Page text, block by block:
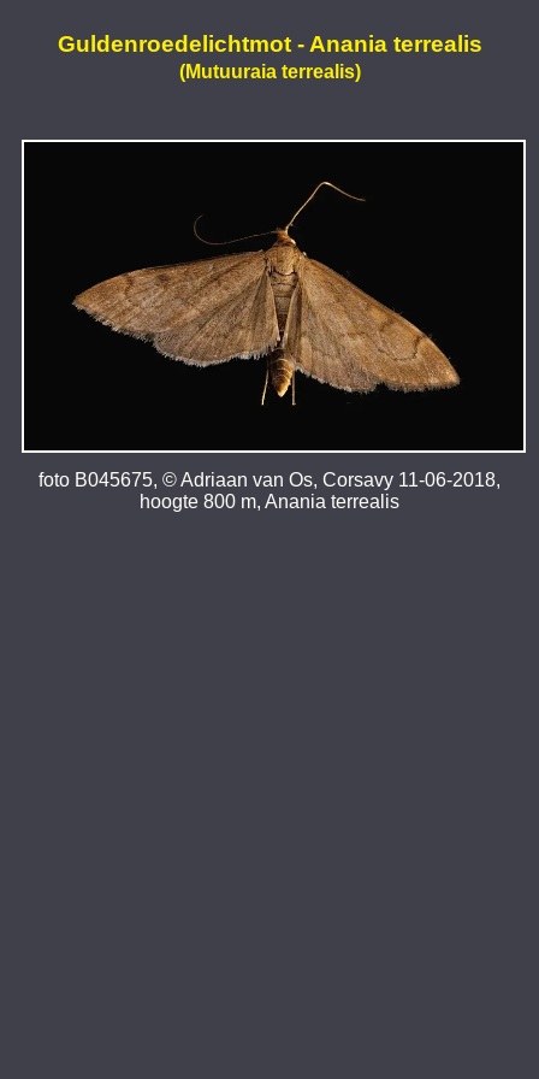
Guldenroedelichtmot - Anania terrealis
(Mutuuraia terrealis)
foto B045675, © Adriaan van Os, Corsavy 11-06-2018,
hoogte 800 m, Anania terrealis